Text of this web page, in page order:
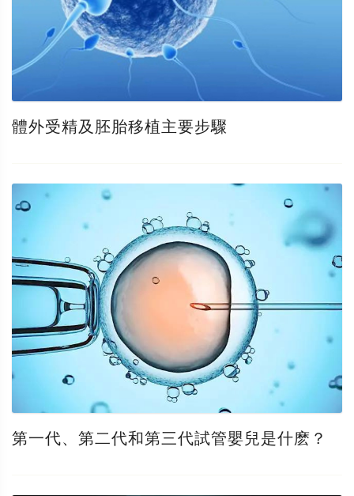
體外受精及胚胎移植主要步驟
第一代、第二代和第三代試管嬰兒是什麽？